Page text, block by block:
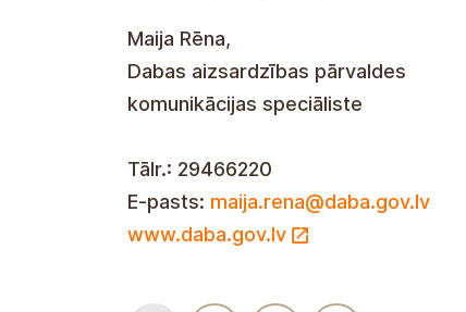
Información preparada por:
Maija Rena, Especialista
en Comunicación
, Agencia de Conservación de la
Teléfono: 29466220
www.daba.gov.lv